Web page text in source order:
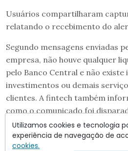
Usuários compartilharam
relatando o recebimento do
Segundo mensagens enviadas
empresa, não houve qualquer
pelo Banco Central e não
investimentos ou demais
clientes. A fintech também
como o comunicado foi
Utilizamos cookies e tecnologia
experiência de navegação de
cookies.